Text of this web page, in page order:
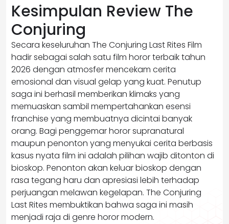
Kesimpulan Review The
Conjuring
Secara keseluruhan The Conjuring Last Rites Film
hadir sebagai salah satu film horor terbaik tahun
2026 dengan atmosfer mencekam cerita
emosional dan visual gelap yang kuat. Penutup
saga ini berhasil memberikan klimaks yang
memuaskan sambil mempertahankan esensi
franchise yang membuatnya dicintai banyak
orang. Bagi penggemar horor supranatural
maupun penonton yang menyukai cerita berbasis
kasus nyata film ini adalah pilihan wajib ditonton di
bioskop. Penonton akan keluar bioskop dengan
rasa tegang haru dan apresiasi lebih terhadap
perjuangan melawan kegelapan. The Conjuring
Last Rites membuktikan bahwa saga ini masih
menjadi raja di genre horor modern.